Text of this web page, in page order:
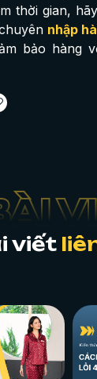
thời gian,
nhập
bảo hàng
viết